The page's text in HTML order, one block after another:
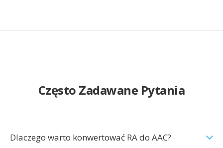
Często Zadawane Pytania
Dlaczego warto konwertować RA do AAC?